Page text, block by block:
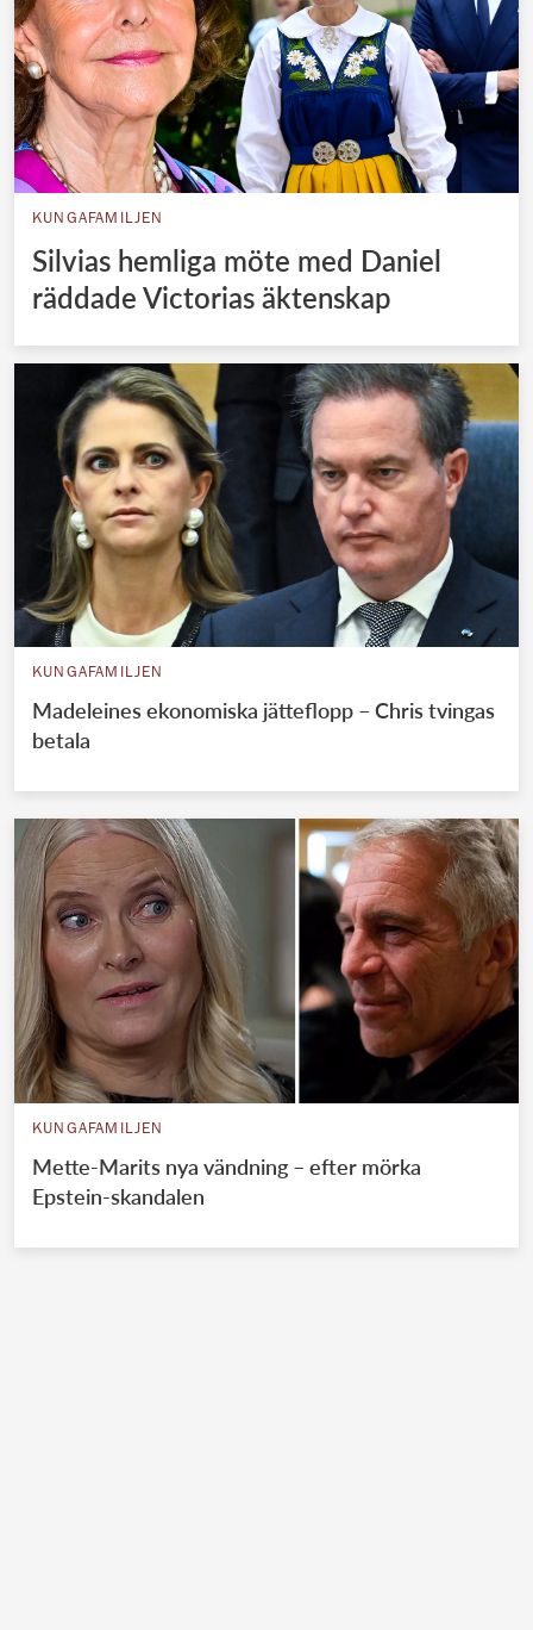
KUNGAFAMILJEN
Silvias hemliga möte med Daniel
räddade Victorias äktenskap
KUNGAFAMILJEN
Madeleines ekonomiska jätteflopp – Chris tvingas
betala
KUNGAFAMILJEN
Mette-Marits nya vändning – efter mörka
Epstein-skandalen